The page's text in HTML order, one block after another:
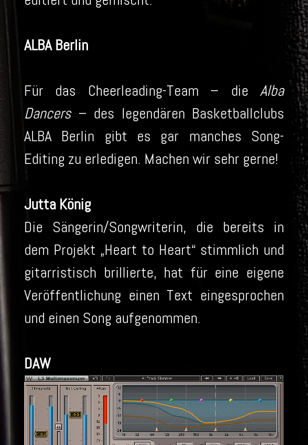
ALBA Berlin
Für das Cheerleading-Team – die Alba
Dancers– des legendären Basketballclubs
ALBA Berlin gibt es gar manches Song-
Editing zu erledigen. Machen wir sehr gerne!
Jutta König
Die Sängerin/Songwriterin, die bereits in
dem Projekt „Heart to Heart“ stimmlich und
gitarristisch brillierte, hat für eine eigene
Veröffentlichung einen Text eingesprochen
und einen Song aufgenommen.
DAW